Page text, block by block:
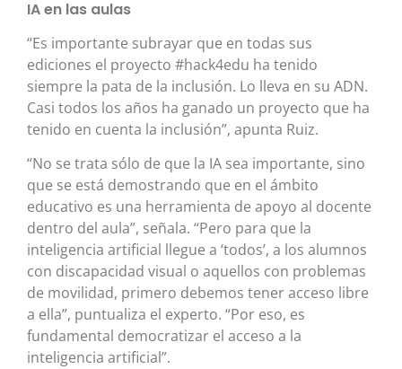
IA en las aulas
“Es importante subrayar que en todas sus
ediciones el proyecto #hack4edu ha tenido
siempre la pata de la inclusión. Lo lleva en su ADN.
Casi todos los años ha ganado un proyecto que ha
tenido en cuenta la inclusión”, apunta Ruiz.
“No se trata sólo de que la IA sea importante, sino
que se está demostrando que en el ámbito
educativo es una herramienta de apoyo al docente
dentro del aula”, señala. “Pero para que la
inteligencia artificial llegue a ‘todos’, a los alumnos
con discapacidad visual o aquellos con problemas
de movilidad, primero debemos tener acceso libre
a ella”, puntualiza el experto. “Por eso, es
fundamental democratizar el acceso a la
inteligencia artificial”.